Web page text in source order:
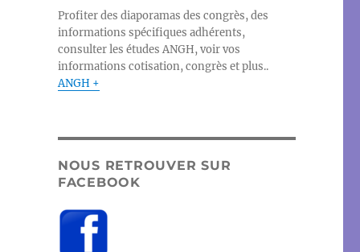
Profiter des diaporamas des congrès, des
informations spécifiques adhérents,
consulter les études ANGH, voir vos
informations cotisation, congrès et plus..
ANGH +
NOUS RETROUVER SUR
FACEBOOK